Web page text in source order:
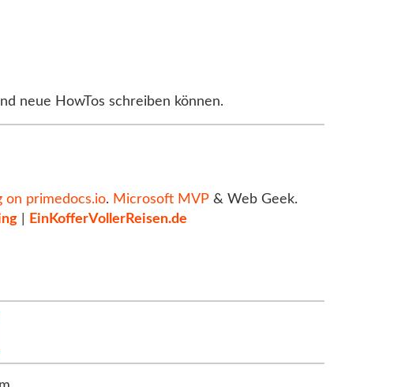
neue HowTos schreiben können.
on primedocs.io. Microsoft MVP& Web Geek.
| EinKofferVollerReisen.de